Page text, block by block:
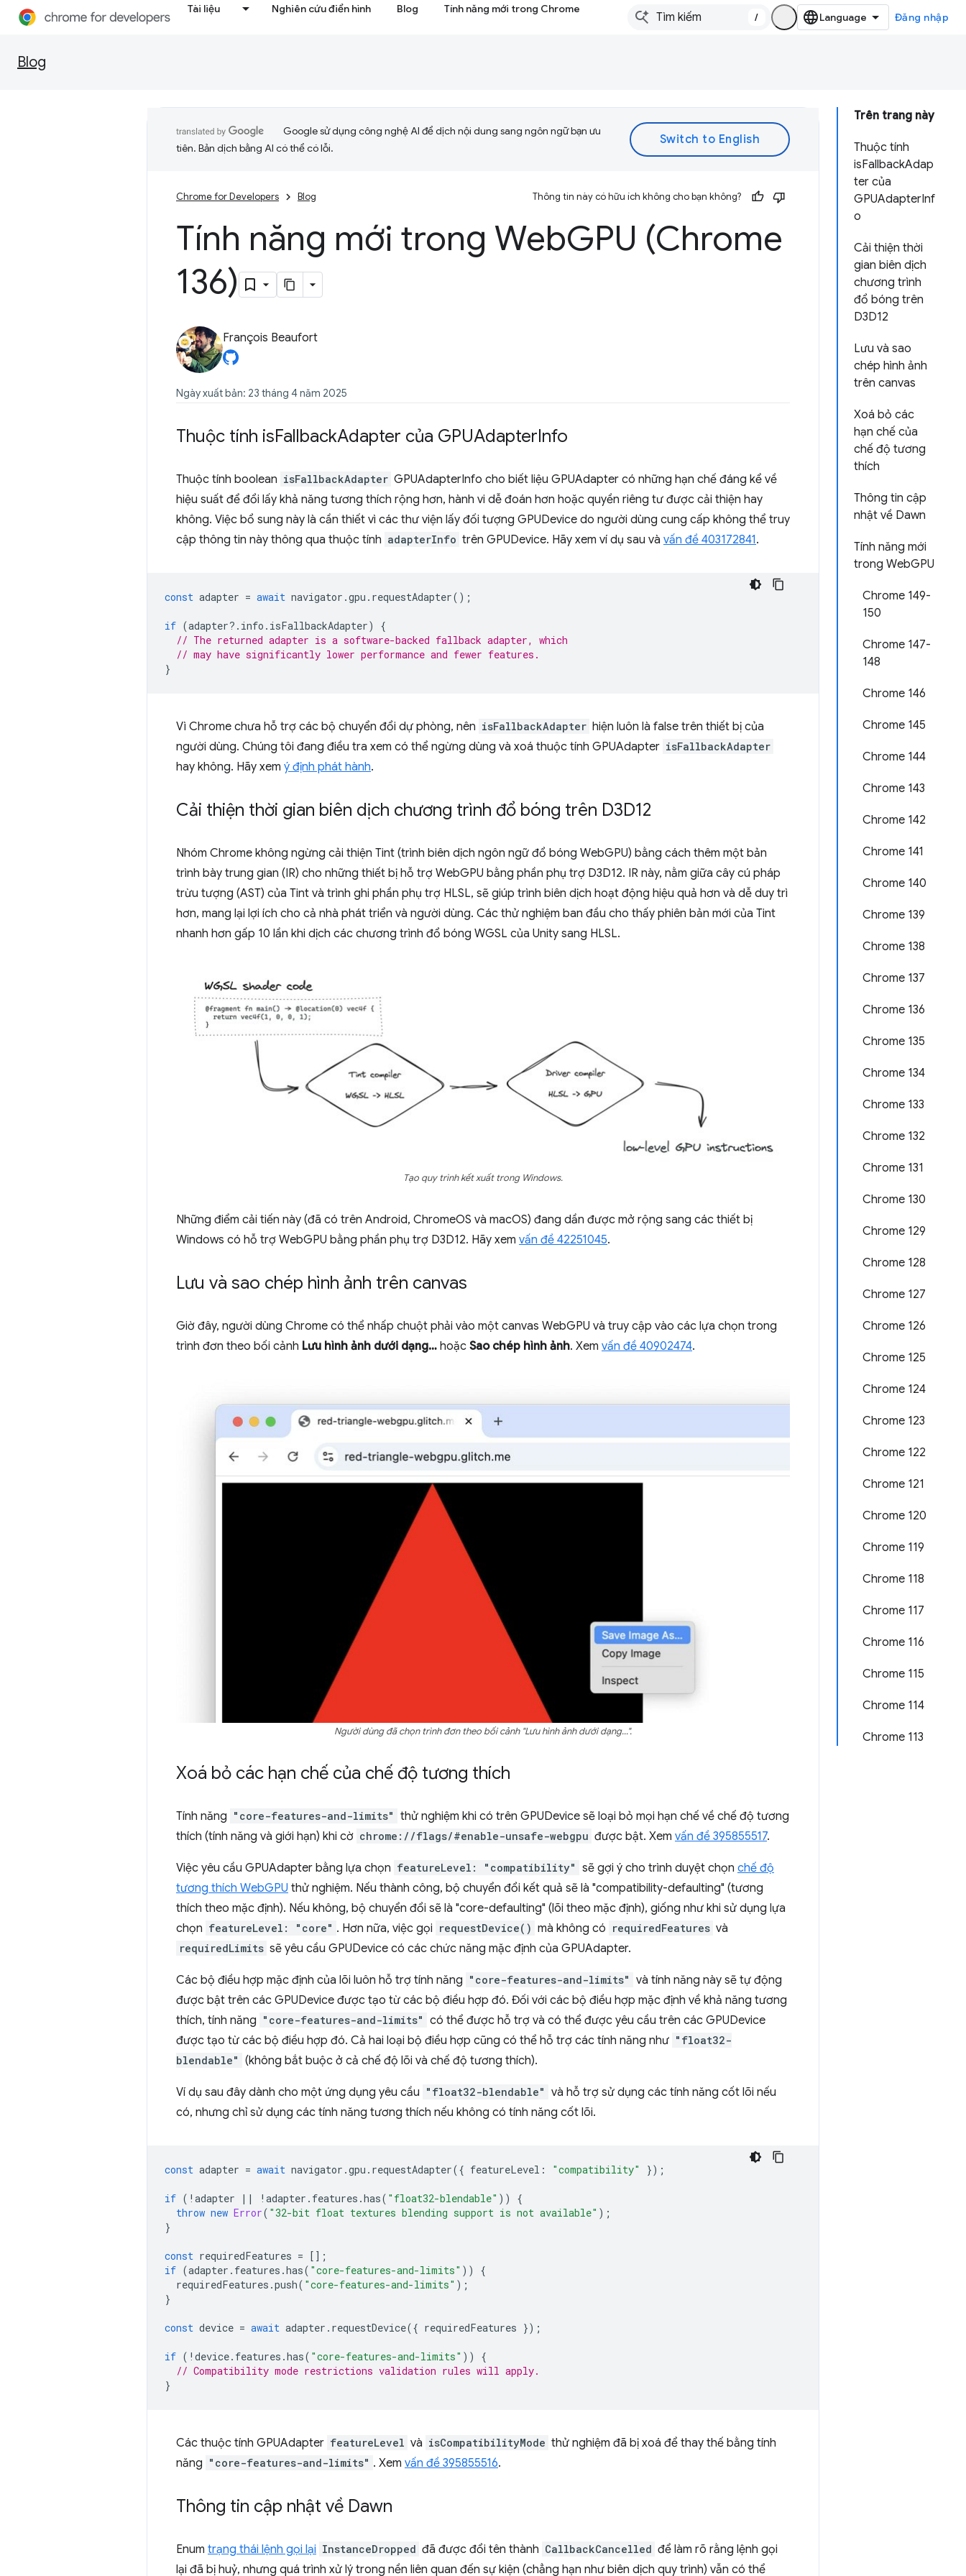
Tài liệu Nghiên cứu điển hình Blog Tính năng mới trong Chrome
/ Đăng nhập
Blog
Trên trang này
Thuộc tính
isFallbackAdap
ter của
GPUAdapterInf
o
Cải thiện thời
gian biên dịch
chương trình
đổ bóng trên
D3D12
Lưu và sao
chép hình ảnh
trên canvas
Xoá bỏ các
hạn chế của
chế độ tương
thích
Thông tin cập
nhật về Dawn
Tính năng mới
trong WebGPU
Chrome 149-
150
Chrome 147-
148
Chrome 146
Chrome 145
Chrome 144
Chrome 143
Chrome 142
Chrome 141
Chrome 140
Chrome 139
Chrome 138
Chrome 137
Chrome 136
Chrome 135
Chrome 134
Chrome 133
Chrome 132
Chrome 131
Chrome 130
Chrome 129
Chrome 128
Chrome 127
Chrome 126
Chrome 125
Chrome 124
Chrome 123
Chrome 122
Chrome 121
Chrome 120
Chrome 119
Chrome 118
Chrome 117
Chrome 116
Chrome 115
Chrome 114
Chrome 113
Google sử dụng công nghệ AI để dịch nội dung sang ngôn ngữ bạn ưu
tiên. Bản dịch bằng AI có thể có lỗi.
Chrome for Developers Blog Thông tin này có hữu ích không cho bạn không?
Tính năng mới trong WebGPU (Chrome
136)
François Beaufort
Ngày xuất bản: 23 tháng 4 năm 2025
Thuộc tính isFallbackAdapter của GPUAdapterInfo
Thuộc tính boolean isFallbackAdapter GPUAdapterInfo cho biết liệu GPUAdapter có những hạn chế đáng kể về
hiệu suất để đổi lấy khả năng tương thích rộng hơn, hành vi dễ đoán hơn hoặc quyền riêng tư được cải thiện hay
không. Việc bổ sung này là cần thiết vì các thư viện lấy đối tượng GPUDevice do người dùng cung cấp không thể truy
cập thông tin này thông qua thuộc tính adapterInfo trên GPUDevice. Hãy xem ví dụ sau và vấn đề 403172841.
const adapter = await navigator .gpu . requestAdapter();
if (adapter? . info . isFallbackAdapter)
{
// The returned adapter is a software-backed fallback adapter, which
// may have significantly lower performance and fewer features.
}
Vì Chrome chưa hỗ trợ các bộ chuyển đổi dự phòng, nên isFallbackAdapter hiện luôn là false trên thiết bị của
người dùng. Chúng tôi đang điều tra xem có thể ngừng dùng và xoá thuộc tính GPUAdapter isFallbackAdapter
hay không. Hãy xem ý định phát hành.
Cải thiện thời gian biên dịch chương trình đổ bóng trên D3D12
Nhóm Chrome không ngừng cải thiện Tint (trình biên dịch ngôn ngữ đổ bóng WebGPU) bằng cách thêm một bản
trình bày trung gian (IR) cho những thiết bị hỗ trợ WebGPU bằng phần phụ trợ D3D12. IR này, nằm giữa cây cú pháp
trừu tượng (AST) của Tint và trình ghi phần phụ trợ HLSL, sẽ giúp trình biên dịch hoạt động hiệu quả hơn và dễ duy trì
hơn, mang lại lợi ích cho cả nhà phát triển và người dùng. Các thử nghiệm ban đầu cho thấy phiên bản mới của Tint
nhanh hơn gấp 10 lần khi dịch các chương trình đổ bóng WGSL của Unity sang HLSL.
Tạo quy trình kết xuất trong Windows.
Những điểm cải tiến này (đã có trên Android, ChromeOS và macOS) đang dần được mở rộng sang các thiết bị
Windows có hỗ trợ WebGPU bằng phần phụ trợ D3D12. Hãy xem vấn đề 42251045.
Lưu và sao chép hình ảnh trên canvas
Giờ đây, người dùng Chrome có thể nhấp chuột phải vào một canvas WebGPU và truy cập vào các lựa chọn trong
trình đơn theo bối cảnh Lưu hình ảnh dưới dạng… hoặc Sao chép hình ảnh. Xem vấn đề 40902474.
Người dùng đã chọn trình đơn theo bối cảnh "Lưu hình ảnh dưới dạng...".
Xoá bỏ các hạn chế của chế độ tương thích
Tính năng "core-features-and-limits" thử nghiệm khi có trên GPUDevice sẽ loại bỏ mọi hạn chế về chế độ tương
thích (tính năng và giới hạn) khi cờ chrome://flags/#enable-unsafe-webgpu được bật. Xem vấn đề 395855517.
Việc yêu cầu GPUAdapter bằng lựa chọn featureLevel: "compatibility" sẽ gợi ý cho trình duyệt chọn chế độ
tương thích WebGPU thử nghiệm. Nếu thành công, bộ chuyển đổi kết quả sẽ là "compatibility-defaulting" (tương
thích theo mặc định). Nếu không, bộ chuyển đổi sẽ là "core-defaulting" (lõi theo mặc định), giống như khi sử dụng lựa
chọn featureLevel: "core" . Hơn nữa, việc gọi requestDevice() mà không có requiredFeatures và
requiredLimits sẽ yêu cầu GPUDevice có các chức năng mặc định của GPUAdapter.
Các bộ điều hợp mặc định của lõi luôn hỗ trợ tính năng "core-features-and-limits" và tính năng này sẽ tự động
được bật trên các GPUDevice được tạo từ các bộ điều hợp đó. Đối với các bộ điều hợp mặc định về khả năng tương
thích, tính năng "core-features-and-limits" có thể được hỗ trợ và có thể được yêu cầu trên các GPUDevice
được tạo từ các bộ điều hợp đó. Cả hai loại bộ điều hợp cũng có thể hỗ trợ các tính năng như "float32-
blendable" (không bắt buộc ở cả chế độ lõi và chế độ tương thích).
Ví dụ sau đây dành cho một ứng dụng yêu cầu "float32-blendable" và hỗ trợ sử dụng các tính năng cốt lõi nếu
có, nhưng chỉ sử dụng các tính năng tương thích nếu không có tính năng cốt lõi.
const adapter = await navigator .gpu . requestAdapter({ featureLevel : "compatibility" });
if ( ! adapter || ! adapter . features .has( "float32-blendable" ))
{
throw new Error( "32-bit float textures blending support is not available" );
}
const requiredFeatures =
[];
if (adapter . features .has( "core-features-and-limits" ))
{
requiredFeatures .push( "core-features-and-limits" );
}
const device = await adapter . requestDevice({ requiredFeatures });
if ( ! device. features .has( "core-features-and-limits" ))
{
// Compatibility mode restrictions validation rules will apply.
}
Các thuộc tính GPUAdapter featureLevel và isCompatibilityMode thử nghiệm đã bị xoá để thay thế bằng tính
năng "core-features-and-limits" . Xem vấn đề 395855516.
Thông tin cập nhật về Dawn
Enum trạng thái lệnh gọi lại InstanceDropped đã được đổi tên thành CallbackCancelled để làm rõ rằng lệnh gọi
lại đã bị huỷ, nhưng quá trình xử lý trong nền liên quan đến sự kiện (chẳng hạn như biên dịch quy trình) vẫn có thể